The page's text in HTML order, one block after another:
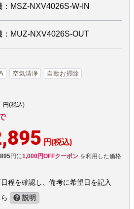
MSZ-NXV4026S-W-IN
：MUZ-NXV4026S-OUT
空気清浄 自動お掃除
円(税込)
円(税込)
円に1,000円OFFクーポンを利用した価格
程を確認し、備考に希望日を記入
説明